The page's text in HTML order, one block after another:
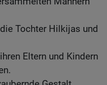
Tochter Hilkijas und
Eltern und Kindern